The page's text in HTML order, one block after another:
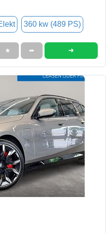
360 kw (489 PS)
★ ➦ ➜